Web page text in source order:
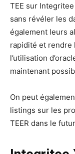
TEE sur
sans révéler les
également leurs
rapidité et rendre
l’utilisation
maintenant
On peut
listings sur les
TEER dans le